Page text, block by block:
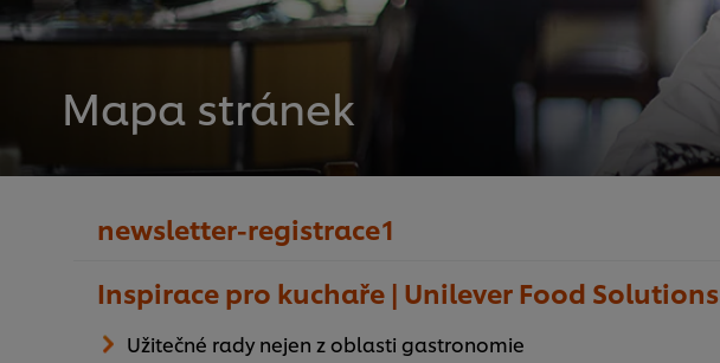
Mapa stránek
newsletter-registrace1
Inspirace pro kuchaře | Unilever Food Solutions
Užitečné rady nejen z oblasti gastronomie